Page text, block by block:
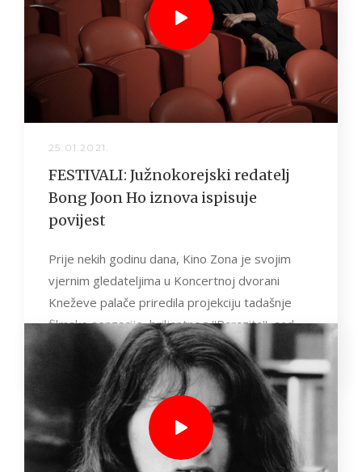
25.01.2021.
FESTIVALI: Južnokorejski redatelj
Bong Joon Ho iznova ispisuje
povijest
Prije nekih godinu dana, Kino Zona je svojim
vjernim gledateljima u Koncertnoj dvorani
Kneževe palače priredila projekciju tadašnje
filmske senzacije, briljantnog ''Parazita'', sad
već globalno slavno...